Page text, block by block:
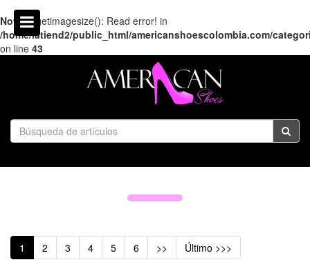
Notice: getimagesize(): Read error! in
/home/latiend2/public_html/americanshoescolombia.com/
on line 43
1 2 3 4 5 6 >> Último >>>